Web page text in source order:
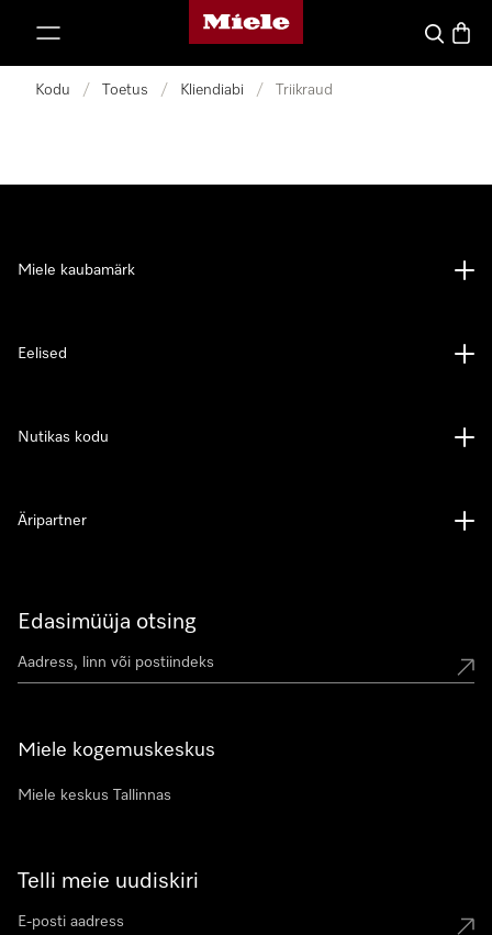
Miele avaleht
Search
Kodu / Toetus / Kliendiabi / Triikraud
Edasimüüja otsing
Miele kogemuskeskus
Miele keskus Tallinnas
Telli meie uudiskiri
Miele kaubamärk
Eelised
Nutikas kodu
Äripartner